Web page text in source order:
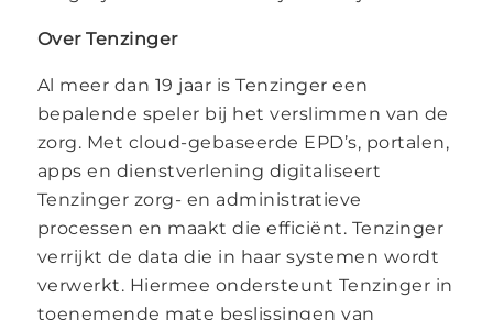
Over Tenzinger
Al meer dan 19 jaar is Tenzinger een
bepalende speler bij het verslimmen van de
zorg. Met cloud-gebaseerde EPD’s, portalen,
apps en dienstverlening digitaliseert
Tenzinger zorg- en administratieve
processen en maakt die efficiënt. Tenzinger
verrijkt de data die in haar systemen wordt
verwerkt. Hiermee ondersteunt Tenzinger in
toenemende mate beslissingen van